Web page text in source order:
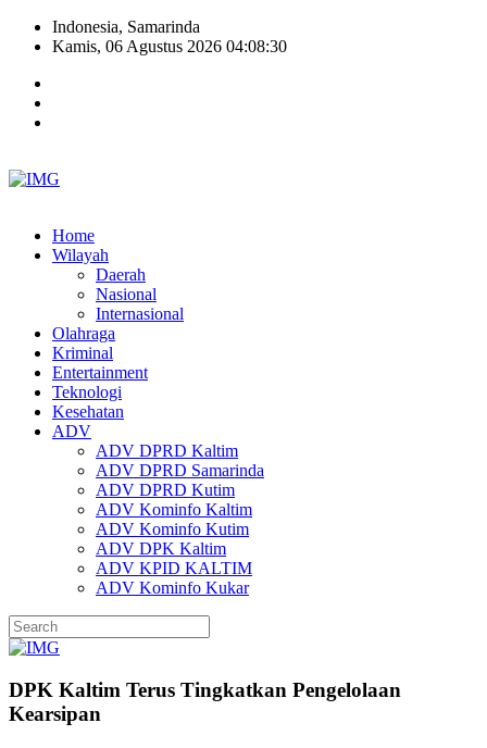
Indonesia, Samarinda
Kamis, 06 Agustus 2026 04:08:30
Home
Wilayah
Daerah
Nasional
Internasional
Olahraga
Kriminal
Entertainment
Teknologi
Kesehatan
ADV
ADV DPRD Kaltim
ADV DPRD Samarinda
ADV DPRD Kutim
ADV Kominfo Kaltim
ADV Kominfo Kutim
ADV DPK Kaltim
ADV KPID KALTIM
ADV Kominfo Kukar
DPK Kaltim Terus Tingkatkan Pengelolaan
Kearsipan